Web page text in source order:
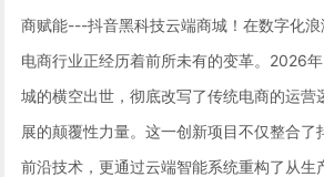
商赋能---抖音黑科技云端商城！在数字化浪
电商行业正经历着前所未有的变革。2026
城的横空出世，彻底改写了传统电商的运营
展的颠覆性力量。这一创新项目不仅整合了
前沿技术，更通过云端智能系统重构了从生